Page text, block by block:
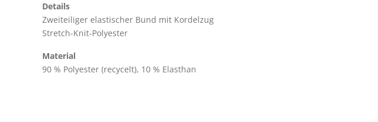
Details
Zweiteiliger elastischer Bund mit Kordelzug
Stretch-Knit-Polyester
Material
90 % Polyester (recycelt), 10 % Elasthan